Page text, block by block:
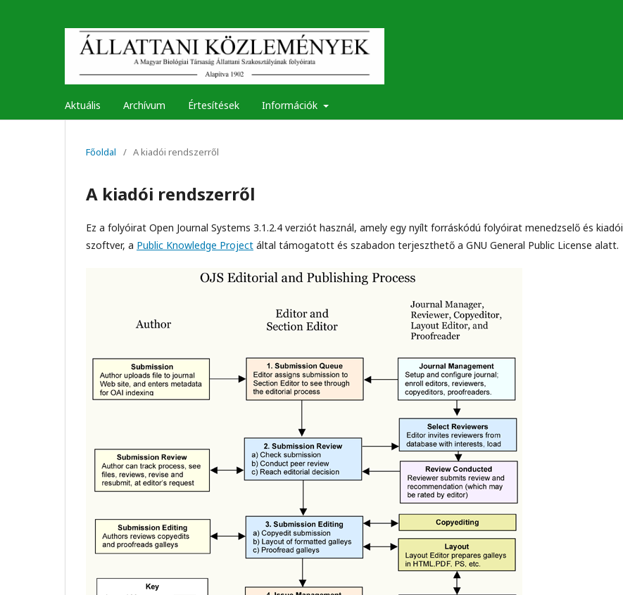
Aktuális Archívum Értesítések Információk
Főoldal / A kiadói rendszerről
A kiadói rendszerről
Ez a folyóirat Open Journal Systems 3.1.2.4 verziót használ, amely egy nyílt forráskódú folyóirat menedzselő és kiadói
szoftver, a Public Knowledge Project által támogatott és szabadon terjeszthető a GNU General Public License alatt.